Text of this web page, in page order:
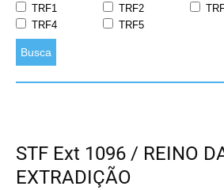
TRF1
TRF2
TRF4
TRF5
Busca
STF Ext 1096 / REINO
EXTRADIÇÃO